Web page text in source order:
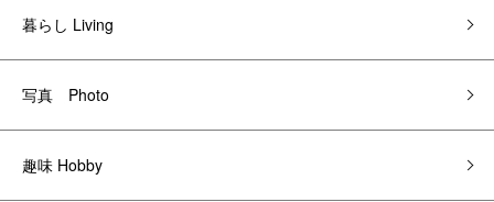
暮らし Living
写真 Photo
趣味 Hobby